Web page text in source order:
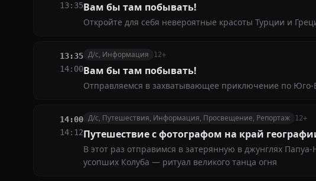
13:35Вам бы там побывать!
Откройте для себя невероятные красоты Турции и
13:35
14:00
Д/с, Информация 12+
Вам бы там побывать!
Отправляемся в захватывающее приключение по
14:00
14:12
Д/с, Путешествия, Информация, Просвещение, Репортаж 12+
Путешествие с фотографом на край
В этот раз отправимся в затерянную в джунглях
усопших Колуба — ритуал великого танца огня